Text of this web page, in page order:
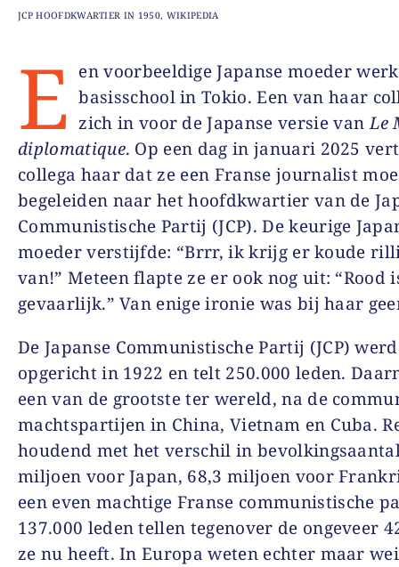
JCP HOOFDKWARTIER IN 1950, WIKIPEDIA
E en voorbeeldige Japanse moeder
basisschool in Tokio. Een van haar
zich in voor de Japanse versie vanLe
diplomatique. Op een dag in januari 2025
collega haar dat ze een Franse journalist
begeleiden naar het hoofdkwartier van de
Communistische Partij (JCP). De keurige
moeder verstijfde: “Brrr, ik krijg er koude
van!” Meteen flapte ze er ook nog uit: “Rood
gevaarlijk.” Van enige ironie was bij haar
De Japanse Communistische Partij (JCP) werd
opgericht in 1922 en telt 250.000 leden.
een van de grootste ter wereld, na de
machtspartijen in China, Vietnam en Cuba.
houdend met het verschil in
miljoen voor Japan, 68,3 miljoen voor
een even machtige Franse communistische
137.000 leden tellen tegenover de ongeveer
ze nu heeft. In Europa weten echter maar